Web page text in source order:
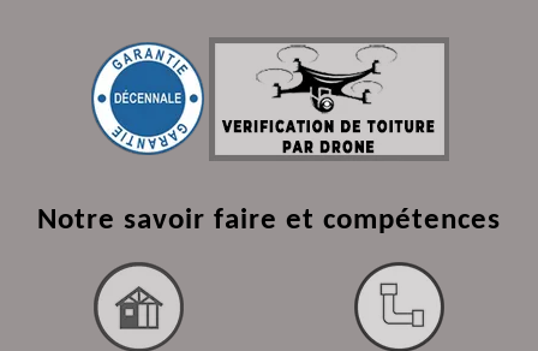
Notre savoir faire et compétences